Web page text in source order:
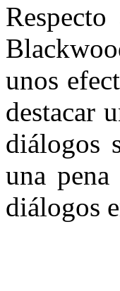
unos
destacar
diálogos
una
diálogos